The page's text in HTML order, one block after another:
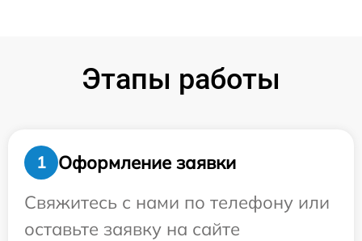
Этапы работы
1
Оформление заявки
Свяжитесь с нами по телефону или
оставьте заявку на сайте